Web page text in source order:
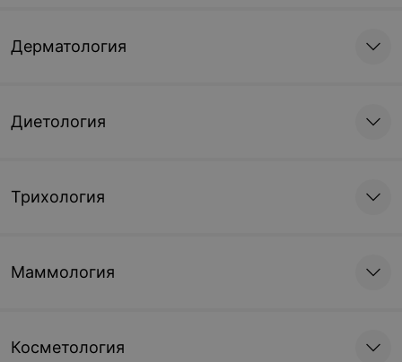
Дерматология
Диетология
Трихология
Маммология
Косметология